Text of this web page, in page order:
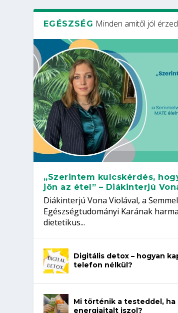
EGÉSZSÉG Minden amitől jól
„Szerintem kulcskérdés,
jön az étel” – Diákinterjú
Diákinterjú Vona Violával, a
Egészségtudományi Karának
dietetikus...
Digitális detox – hogyan
telefon nélkül?
Mi történik a testeddel, ha
energiaitalt iszol?